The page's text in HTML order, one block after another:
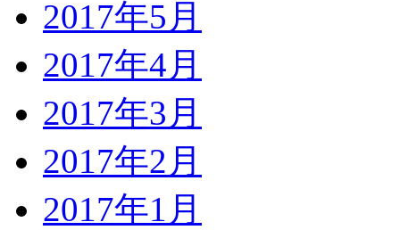
2017年5月
2017年4月
2017年3月
2017年2月
2017年1月